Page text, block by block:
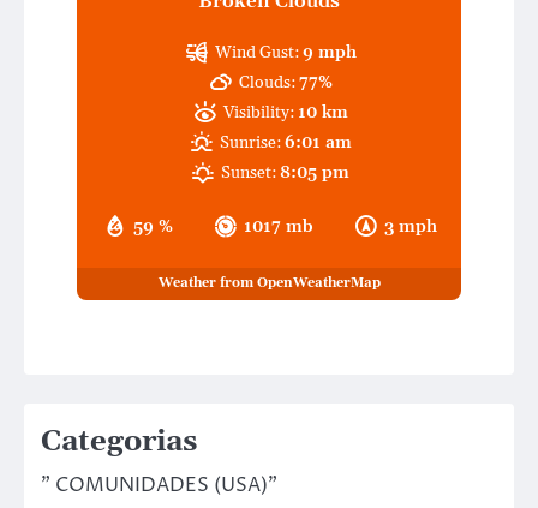
59 % 1017 mb 3 mph
Wind Gust:9 mph
Clouds:77%
Visibility: 10 km
Sunrise:6:01 am
Sunset:8:05 pm
Weather from OpenWeatherMap
Categorias
" COMUNIDADES (USA)"